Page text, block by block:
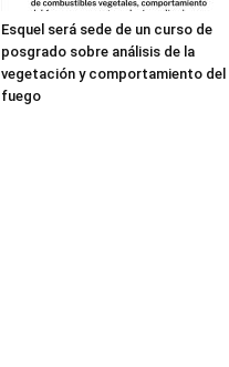
Esquel será sede de un curso de
posgrado sobre análisis de la
vegetación y comportamiento del
fuego